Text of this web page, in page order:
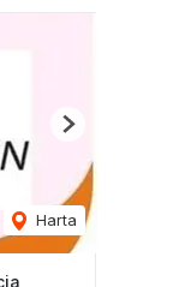
Harta
Next